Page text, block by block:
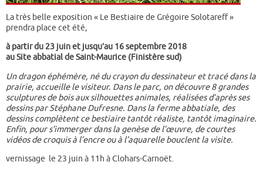
La très belle exposition « Le Bestiaire de Grégoire Solotareff »
prendra place cet été,
à partir du 23 juin et jusqu’au 16 septembre 2018
au Site abbatial de Saint-Maurice (Finistère sud)
Un dragon éphémère, né du crayon du dessinateur et tracé dans la
prairie, accueille le visiteur. Dans le parc, on découvre 8 grandes
sculptures de bois aux silhouettes animales, réalisées d’après ses
dessins par Stéphane Dufresne. Dans la ferme abbatiale, des
dessins complètent ce bestiaire tantôt réaliste, tantôt imaginaire.
Enfin, pour s’immerger dans la genèse de l’œuvre, de courtes
vidéos de croquis à l’encre ou à l’aquarelle bouclent la visite.
vernissage le 23 juin à 11h à Clohars-Carnoët.